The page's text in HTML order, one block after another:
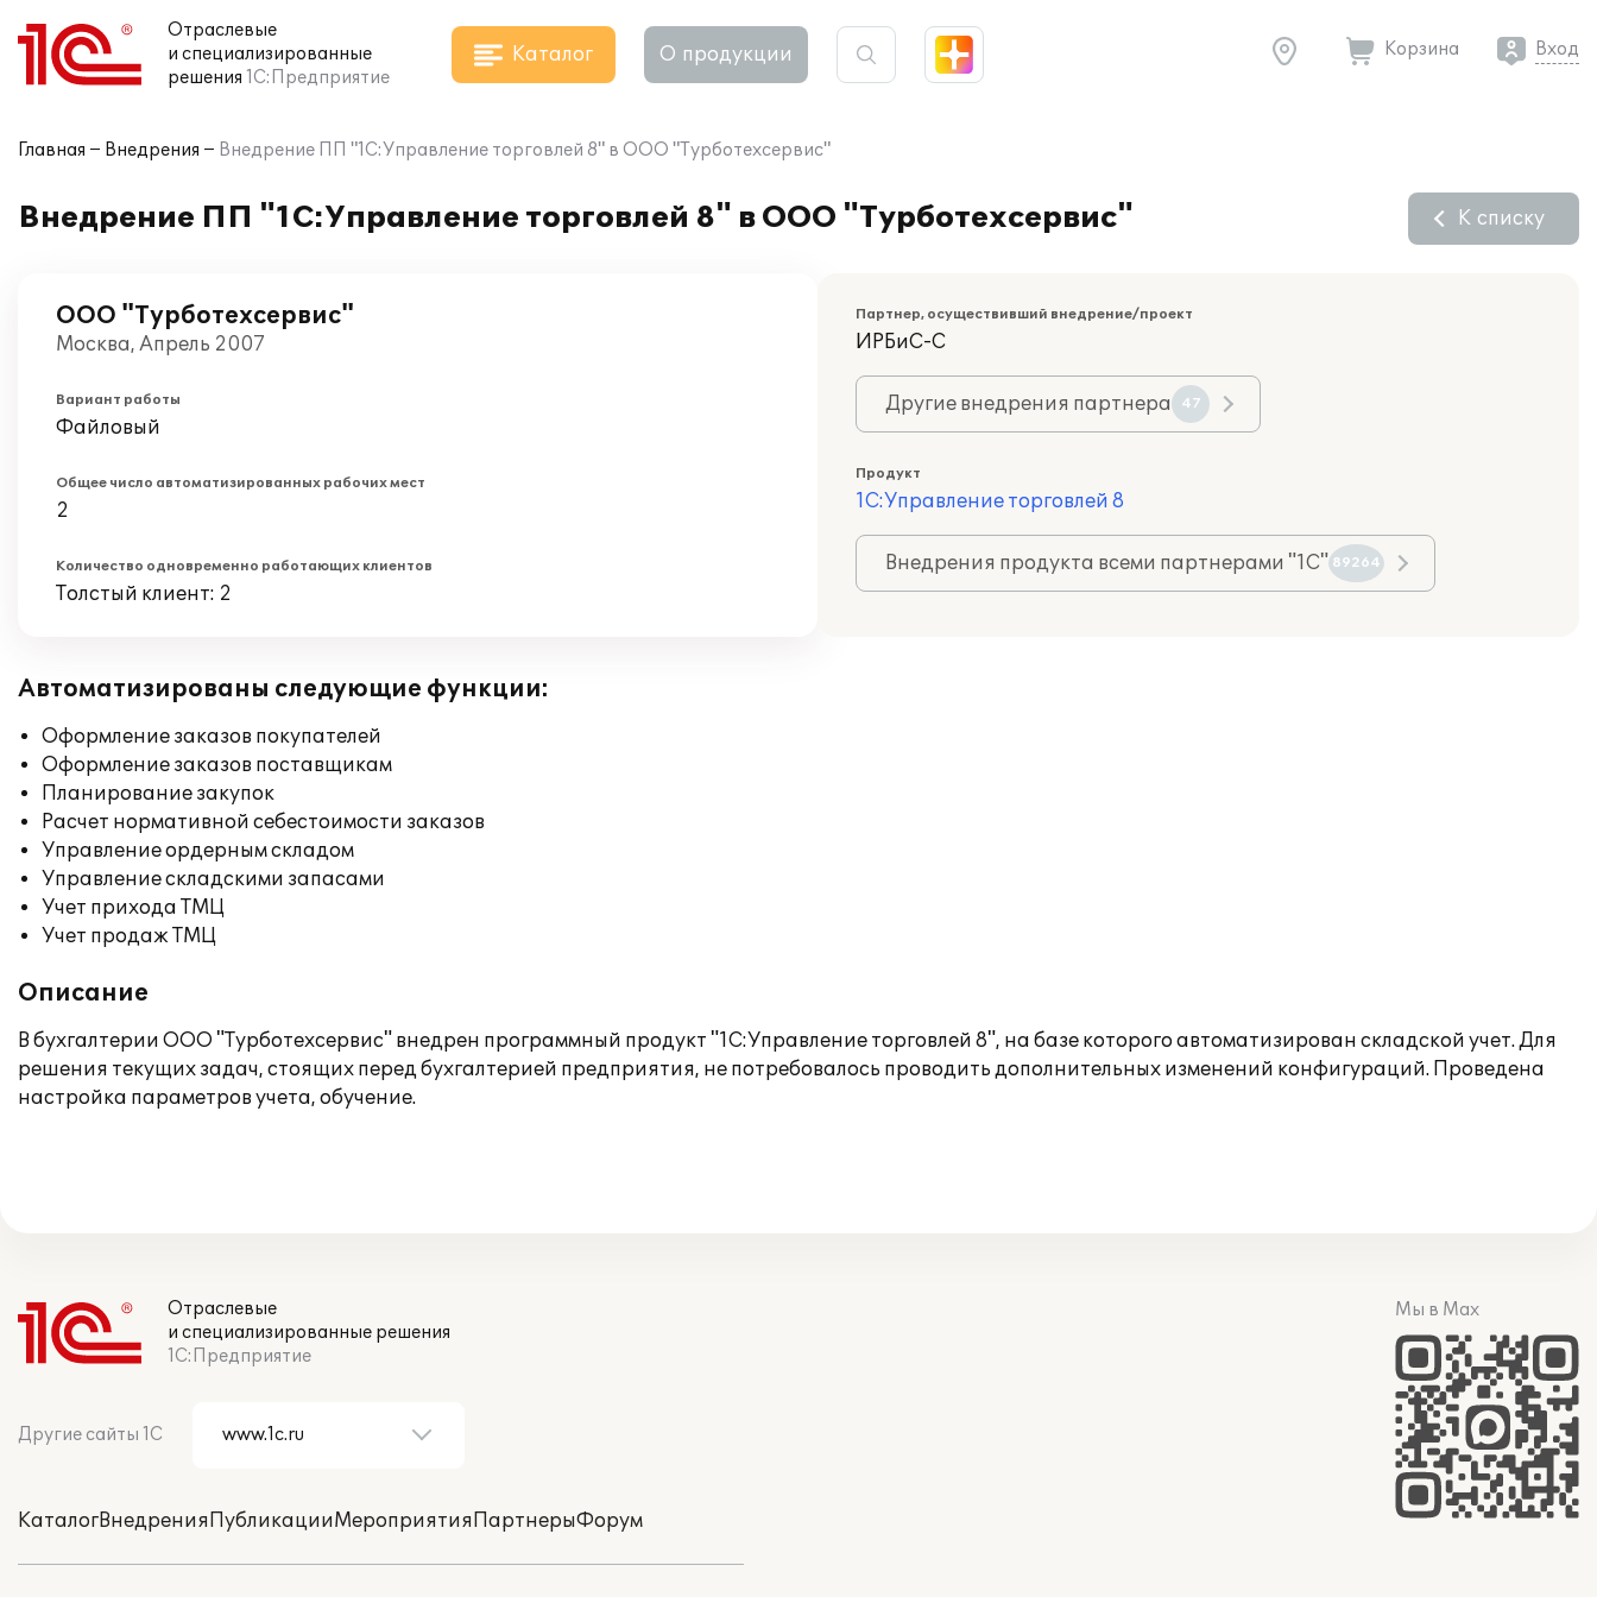
Отраслевые
и специализированные
решения 1С:Предприятие
Каталог О продукции Корзина Вход
Главная Внедрения Внедрение ПП "1С:Управление торговлей 8" в ООО "Турботехсервис"
Внедрение ПП "1С:Управление торговлей 8" в ООО "Турботехсервис" К списку
ООО "Турботехсервис"
Москва, Апрель 2007
Вариант работы
Файловый
Общее число автоматизированных рабочих мест
2
Количество одновременно работающих клиентов
Толстый клиент: 2
Партнер, осуществивший внедрение/проект
ИРБиС-С
Другие внедрения партнера 47
Продукт
1С:Управление торговлей 8
Внедрения продукта всеми партнерами "1С" 89264
Автоматизированы следующие функции:
Оформление заказов покупателей
Оформление заказов поставщикам
Планирование закупок
Расчет нормативной себестоимости заказов
Управление ордерным складом
Управление складскими запасами
Учет прихода ТМЦ
Учет продаж ТМЦ
Описание
В бухгалтерии ООО "Турботехсервис" внедрен программный продукт "1С:Управление торговлей 8", на базе которого автоматизирован складской учет. Для
решения текущих задач, стоящих перед бухгалтерией предприятия, не потребовалось проводить дополнительных изменений конфигураций. Проведена
настройка параметров учета, обучение.
Отраслевые
и специализированные решения
1С:Предприятие
Другие сайты 1С
КаталогВнедренияПубликацииМероприятияПартнерыФорум
Мы в Max